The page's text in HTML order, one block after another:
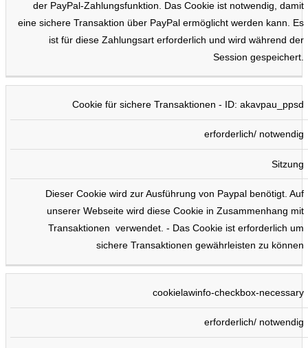
der PayPal-Zahlungsfunktion. Das Cookie ist notwendig, damit
eine sichere Transaktion über PayPal ermöglicht werden kann. Es
ist für diese Zahlungsart erforderlich und wird während der
Session gespeichert.
Cookie für sichere Transaktionen - ID: akavpau_ppsd
erforderlich/ notwendig
Sitzung
Dieser Cookie wird zur Ausführung von Paypal benötigt. Auf
unserer Webseite wird diese Cookie in Zusammenhang mit
Transaktionen verwendet. - Das Cookie ist erforderlich um
sichere Transaktionen gewährleisten zu können
cookielawinfo-checkbox-necessary
erforderlich/ notwendig